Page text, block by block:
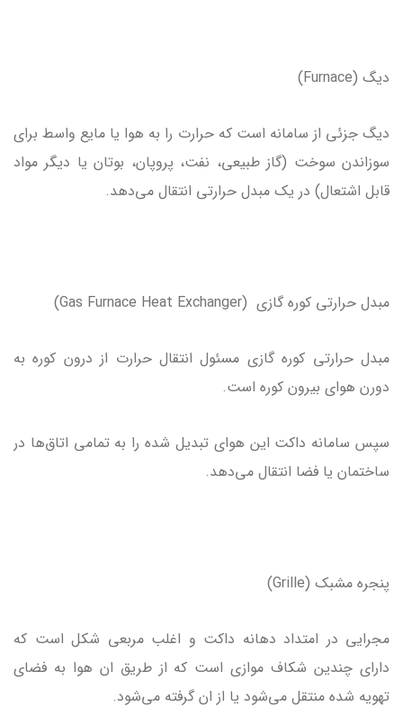
دیگ (Furnace)
دیگ جزئی از سامانه است که حرارت را به هوا یا مایع واسط برای
سوزاندن سوخت (گاز طبیعی، نفت، پروپان، بوتان یا دیگر مواد
قابل اشتعال) در یک مبدل حرارتی انتقال می‌دهد.
مبدل حرارتی کوره گازی (Gas Furnace Heat Exchanger)
مبدل حرارتی کوره گازی مسئول انتقال حرارت از درون کوره به
دورن هوای بیرون کوره است.
سپس سامانه داکت این هوای تبدیل شده را به تمامی اتاق‌ها در
ساختمان یا فضا انتقال می‌دهد.
پنجره مشبک (Grille)
مجرایی در امتداد دهانه داکت و اغلب مربعی شکل است که
دارای چندین شکاف موازی است که از طریق ان هوا به فضای
تهویه شده منتقل می‌شود یا از ان گرفته می‌شود.